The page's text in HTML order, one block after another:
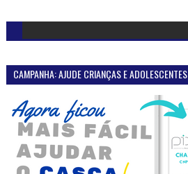
CAMPANHA: AJUDE CRIANÇAS E ADOLESCENTES